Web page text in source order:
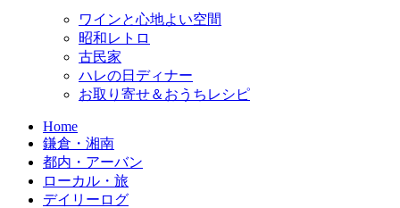
ワインと心地よい空間
昭和レトロ
古民家
ハレの日ディナー
お取り寄せ＆おうちレシピ
Home
鎌倉・湘南
都内・アーバン
ローカル・旅
デイリーログ